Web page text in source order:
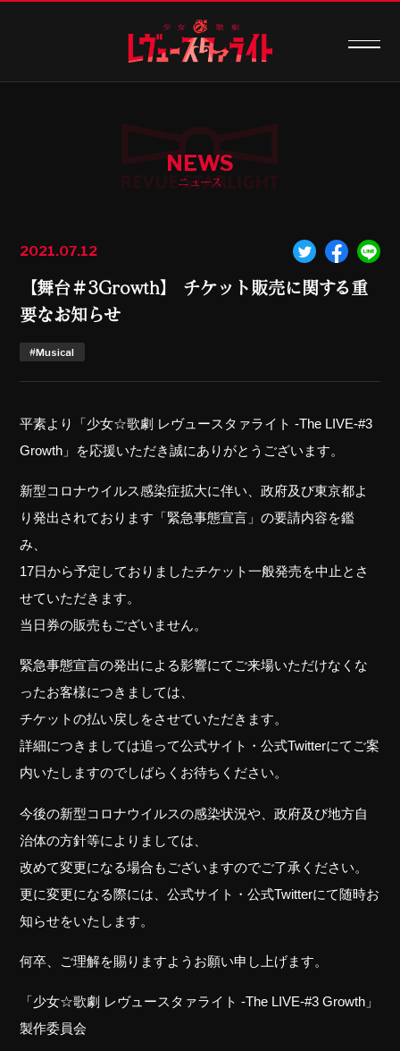
NEWS
ニュース
2021.07.12
【舞台＃3Growth】 チケット販売に関する重
要なお知らせ
#Musical
平素より「少女☆歌劇 レヴュースタァライト -The LIVE-#3
Growth」を応援いただき誠にありがとうございます。
新型コロナウイルス感染症拡大に伴い、政府及び東京都よ
り発出されております「緊急事態宣言」の要請内容を鑑
み、
17日から予定しておりましたチケット一般発売を中止とさ
せていただきます。
当日券の販売もございません。
緊急事態宣言の発出による影響にてご来場いただけなくな
ったお客様につきましては、
チケットの払い戻しをさせていただきます。
詳細につきましては追って公式サイト・公式Twitterにてご案
内いたしますのでしばらくお待ちください。
今後の新型コロナウイルスの感染状況や、政府及び地方自
治体の方針等によりましては、
改めて変更になる場合もございますのでご了承ください。
更に変更になる際には、公式サイト・公式Twitterにて随時お
知らせをいたします。
何卒、ご理解を賜りますようお願い申し上げます。
「少女☆歌劇 レヴュースタァライト -The LIVE-#3 Growth」
製作委員会